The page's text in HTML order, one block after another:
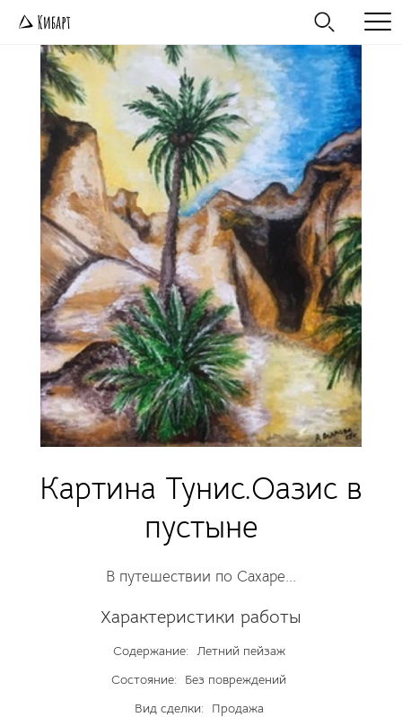
Картина Тунис.Оазис в
пустыне
В путешествии по Сахаре...
Характеристики работы
Содержание: Летний пейзаж
Состояние:
Без повреждений
Вид сделки:
Продажа